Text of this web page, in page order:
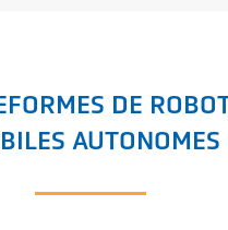
DE
AUTONOMES